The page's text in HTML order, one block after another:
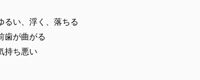
るい、浮く、落ちる
歯が曲がる
持ち悪い